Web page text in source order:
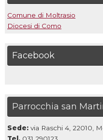
Comune di Moltrasio
Diocesi di Como
Facebook
Parrocchia san
Sede: via Raschi 4, 22010,